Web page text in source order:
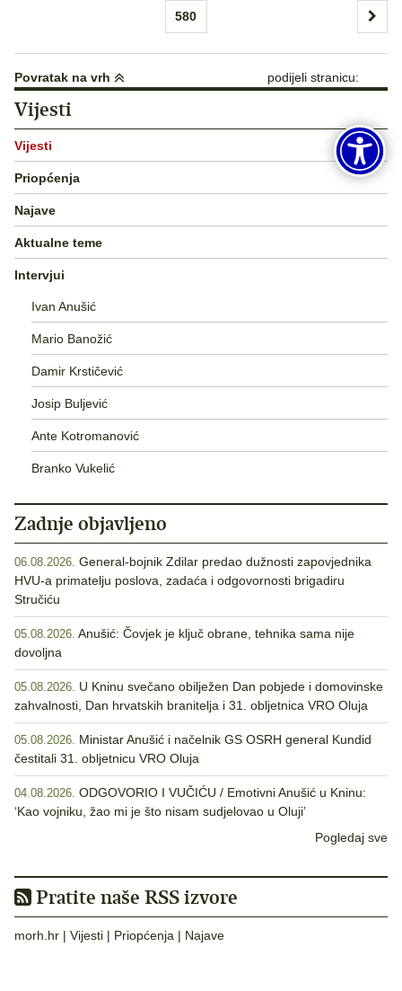
580
Povratak na vrh podijeli stranicu:
Vijesti
Vijesti
Priopćenja
Najave
Aktualne teme
Intervjui
Ivan Anušić
Mario Banožić
Damir Krstičević
Josip Buljević
Ante Kotromanović
Branko Vukelić
Zadnje objavljeno
06.08.2026. General-bojnik Zdilar predao dužnosti zapovjednika
HVU-a primatelju poslova, zadaća i odgovornosti brigadiru
Stručiću
05.08.2026. Anušić: Čovjek je ključ obrane, tehnika sama nije
dovoljna
05.08.2026. U Kninu svečano obilježen Dan pobjede i domovinske
zahvalnosti, Dan hrvatskih branitelja i 31. obljetnica VRO Oluja
05.08.2026. Ministar Anušić i načelnik GS OSRH general Kundid
čestitali 31. obljetnicu VRO Oluja
04.08.2026. ODGOVORIO I VUČIĆU / Emotivni Anušić u Kninu:
‘Kao vojniku, žao mi je što nisam sudjelovao u Oluji’
Pogledaj sve
Pratite naše RSS izvore
morh.hr | Vijesti | Priopćenja | Najave